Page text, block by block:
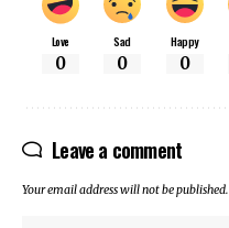
Love
0
Sad
0
Happy
0
Leave a comment
Your email address will not be published.